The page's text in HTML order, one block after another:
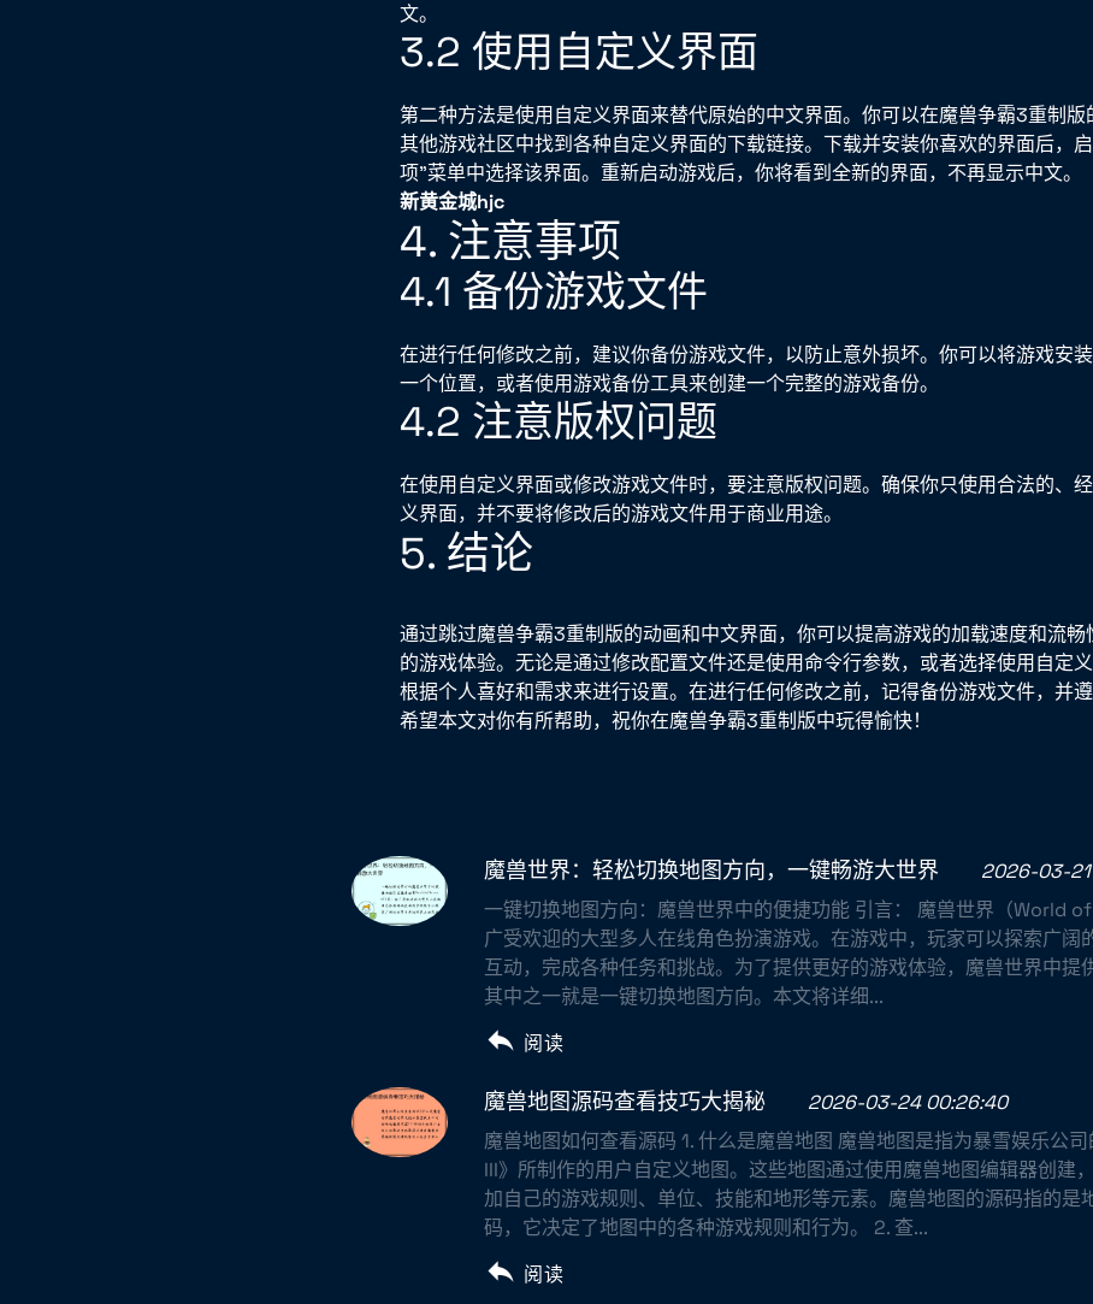
文。
3.2 使用自定义界面
第二种方法是使用自定义界面来替代原始的中文界面。你可以在魔兽争霸3重制版
其他游戏社区中找到各种自定义界面的下载链接。下载并安装你喜欢的界面后，
项”菜单中选择该界面。重新启动游戏后，你将看到全新的界面，不再显示中文。
新黄金城hjc
4. 注意事项
4.1 备份游戏文件
在进行任何修改之前，建议你备份游戏文件，以防止意外损坏。你可以将游戏安
一个位置，或者使用游戏备份工具来创建一个完整的游戏备份。
4.2 注意版权问题
在使用自定义界面或修改游戏文件时，要注意版权问题。确保你只使用合法的、
义界面，并不要将修改后的游戏文件用于商业用途。
5. 结论
通过跳过魔兽争霸3重制版的动画和中文界面，你可以提高游戏的加载速度和流畅
的游戏体验。无论是通过修改配置文件还是使用命令行参数，或者选择使用自定
根据个人喜好和需求来进行设置。在进行任何修改之前，记得备份游戏文件，并遵
希望本文对你有所帮助，祝你在魔兽争霸3重制版中玩得愉快！
魔兽世界：轻松切换地图方向，一键畅游大世界
2026-03-
一键切换地图方向：魔兽世界中的便捷功能 引言： 魔兽世界（World
广受欢迎的大型多人在线角色扮演游戏。在游戏中，玩家可以探索广阔
互动，完成各种任务和挑战。为了提供更好的游戏体验，魔兽世界中提
其中之一就是一键切换地图方向。本文将详细...
阅读
魔兽地图源码查看技巧大揭秘
2026-03-24 00:26:40
魔兽地图如何查看源码 1. 什么是魔兽地图 魔兽地图是指为暴雪娱乐公
III》所制作的用户自定义地图。这些地图通过使用魔兽地图编辑器创建
加自己的游戏规则、单位、技能和地形等元素。魔兽地图的源码指的是
码，它决定了地图中的各种游戏规则和行为。 2. 查...
阅读